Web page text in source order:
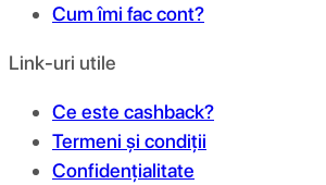
Cum îmi fac cont?
Link-uri utile
Ce este cashback?
Termeni și condiții
Confidențialitate